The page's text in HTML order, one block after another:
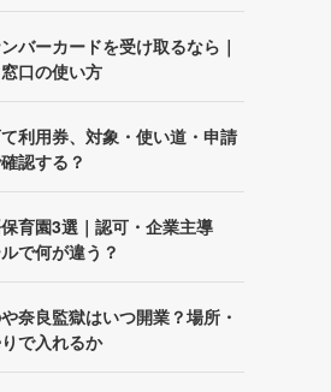
バーカードを受け取るなら｜
口の使い方
て利用券、対象・使い道・申請
認する？
保育園3選｜認可・企業主導
で何が違う？
奈良監獄はいつ開業？場所・
で入れるか